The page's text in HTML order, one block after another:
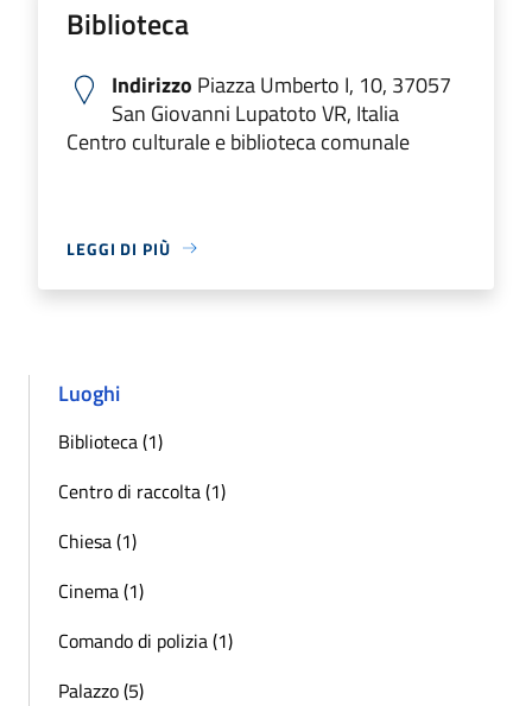
Biblioteca
Indirizzo Piazza Umberto I, 10, 37057
San Giovanni Lupatoto VR, Italia
Centro culturale e biblioteca comunale
LEGGI DI PIÙ
Luoghi
Biblioteca (1)
Centro di raccolta (1)
Chiesa (1)
Cinema (1)
Comando di polizia (1)
Palazzo (5)